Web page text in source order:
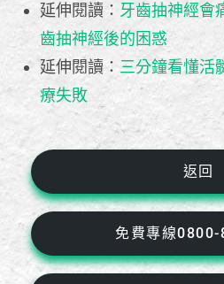
延伸閱讀： 牙齒抽神經會
齒抽神經後的困惑
延伸閱讀： 三分鐘看懂活
療失敗
返回
免費專線0800-